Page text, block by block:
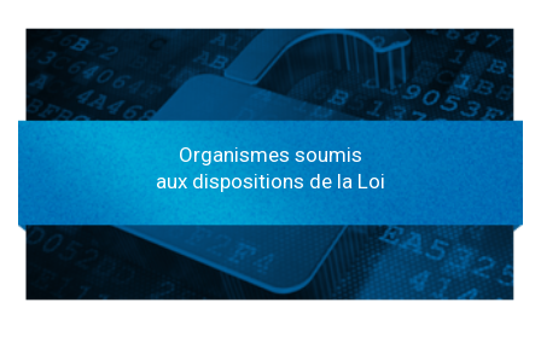
Organismes soumis
aux dispositions de la Loi